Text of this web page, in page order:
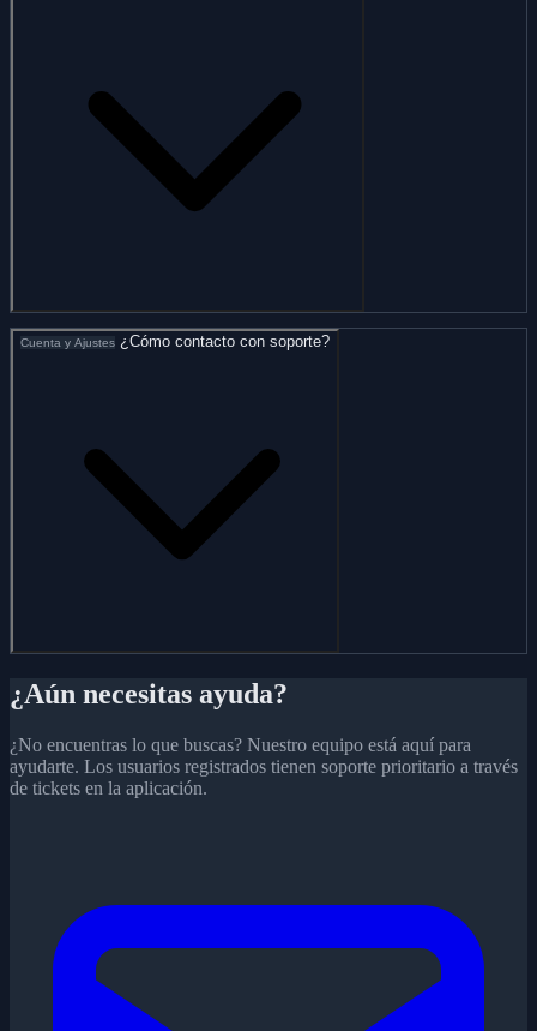
Cuenta y Ajustes ¿Cómo contacto con soporte?
¿Aún necesitas ayuda?
¿No encuentras lo que buscas? Nuestro equipo está aquí para
ayudarte. Los usuarios registrados tienen soporte prioritario a través
de tickets en la aplicación.